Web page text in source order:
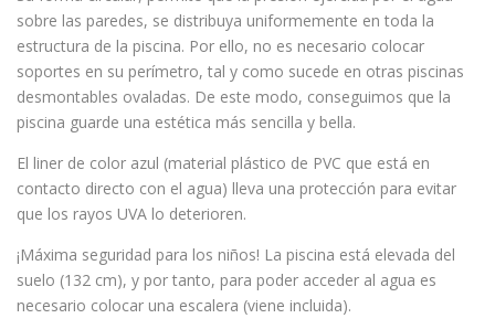
sobre las paredes, se distribuya uniformemente en toda la
estructura de la piscina. Por ello, no es necesario colocar
soportes en su perímetro, tal y como sucede en otras piscinas
desmontables ovaladas. De este modo, conseguimos que la
piscina guarde una estética más sencilla y bella.
El liner de color azul (material plástico de PVC que está en
contacto directo con el agua) lleva una protección para evitar
que los rayos UVA lo deterioren.
¡Máxima seguridad para los niños! La piscina está elevada del
suelo (132 cm), y por tanto, para poder acceder al agua es
necesario colocar una escalera (viene incluida).